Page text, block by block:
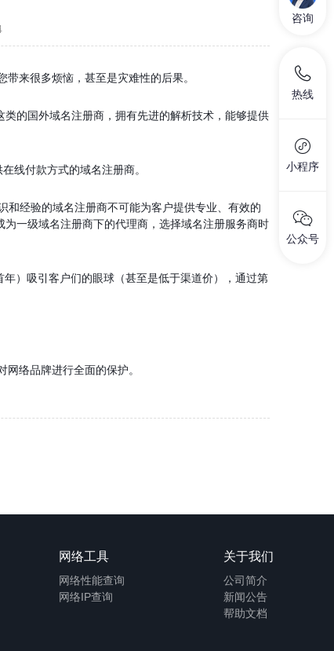
您带来很多烦恼，甚至是灾难性的后果。
的国外域名注册商，拥有先进的解析技术，能够提供
线付款方式的域名注册商。
经验的域名注册商不可能为客户提供专业、有效的
一级域名注册商下的代理商，选择域名注册服务商时
）吸引客户们的眼球（甚至是低于渠道价），通过第
络品牌进行全面的保护。
网络工具
网络性能查询
网络IP查询
关于我们
公司简介
新闻公告
帮助文档
咨询
热线
小程序
公众号